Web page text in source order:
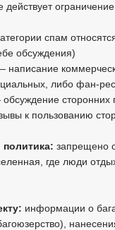
спам
обсуждения)
либо фан-
сторонних
к пользованию
политика:запрещено
где люди
информации о